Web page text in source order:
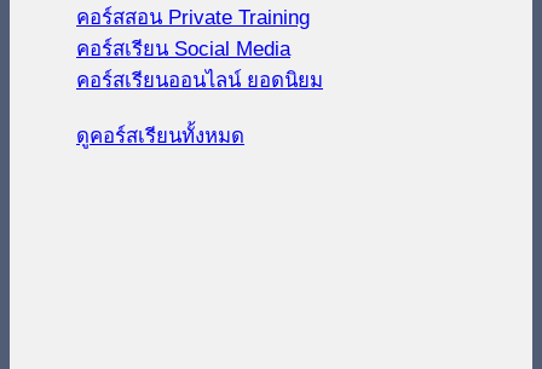
คอร์สสอน Private Training
คอร์สเรียน Social Media
คอร์สเรียนออนไลน์
ดูคอร์สเรียนทั้งหมด